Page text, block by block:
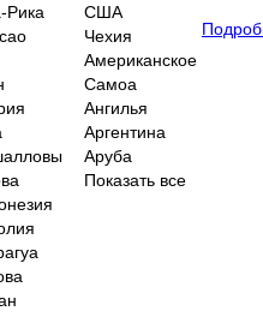
Рика
США
Чехия
Американское
Самоа
Ангилья
Аргентина
Аруба
Показать все